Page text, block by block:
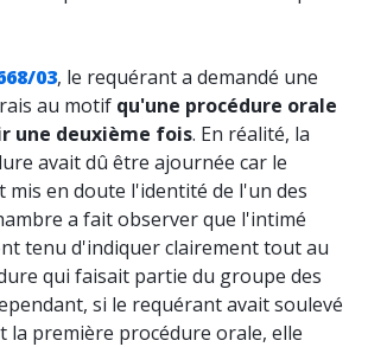
03, le requérant a demandé une
au motif qu'une procédure orale
une deuxième fois. En réalité, la
avait dû être ajournée car le
mis en doute l'identité de l'un des
a fait observer que l'intimé
tenu d'indiquer clairement tout au
qui faisait partie du groupe des
si le requérant avait soulevé
la première procédure orale, elle